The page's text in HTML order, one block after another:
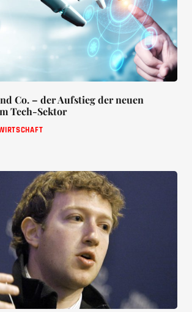
Co. – der Aufstieg der neuen
Tech-Sektor